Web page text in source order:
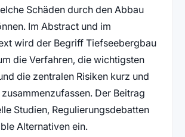
Schäden durch den Abbau
Im Abstract und im
wird der Begriff Tiefseebergbau
die Verfahren, die wichtigsten
die zentralen Risiken kurz und
Der Beitrag
Studien, Regulierungsdebatten
Alternativen ein.